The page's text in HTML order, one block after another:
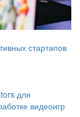
стартапов
для
видеоигр